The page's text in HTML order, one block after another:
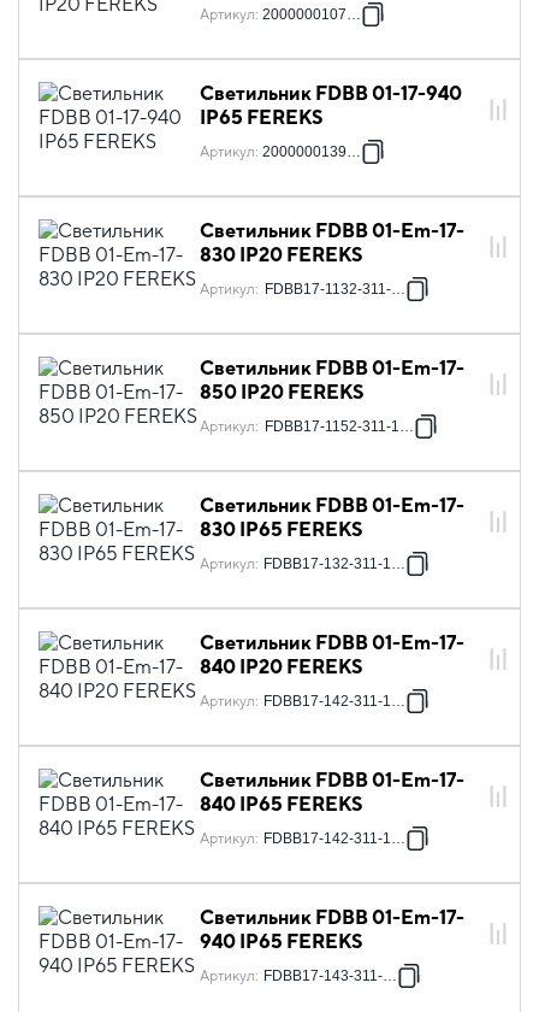
Артикул: 2000000107998
Светильник FDBB 01-17-940
IP65 FEREKS
Артикул: 2000000139234
Светильник FDBB 01-Em-17-
830 IP20 FEREKS
Артикул: FDBB17-1132-311-111
Светильник FDBB 01-Em-17-
850 IP20 FEREKS
Артикул: FDBB17-1152-311-1161
Светильник FDBB 01-Em-17-
830 IP65 FEREKS
Артикул: FDBB17-132-311-1761
Светильник FDBB 01-Em-17-
840 IP20 FEREKS
Артикул: FDBB17-142-311-1161
Светильник FDBB 01-Em-17-
840 IP65 FEREKS
Артикул: FDBB17-142-311-1761
Светильник FDBB 01-Em-17-
940 IP65 FEREKS
Артикул: FDBB17-143-311-171